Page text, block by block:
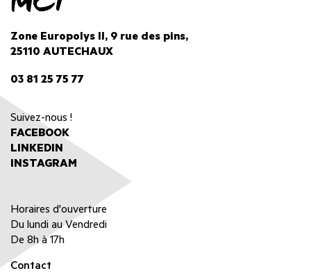
Zone Europolys II, 9 rue des pins,
25110 AUTECHAUX
03 81 25 75 77
Suivez-nous !
FACEBOOK
LINKEDIN
INSTAGRAM
Horaires d'ouverture
Du lundi au Vendredi
De 8h à 17h
Contact